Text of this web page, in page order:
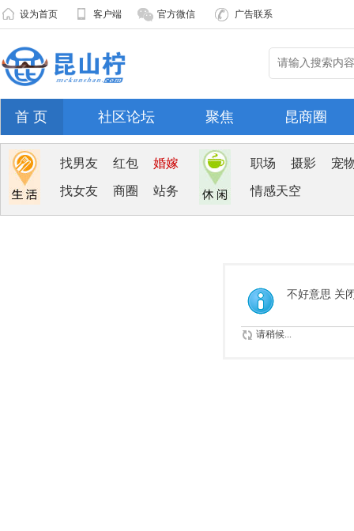
设为首页 客户端 官方微信 广告联系
首 页 社区论坛 聚焦 昆商圈
找男友 红包 婚嫁
找女友 商圈 站务
职场 摄影 宠
情感天空
不好意思 关
请稍候...